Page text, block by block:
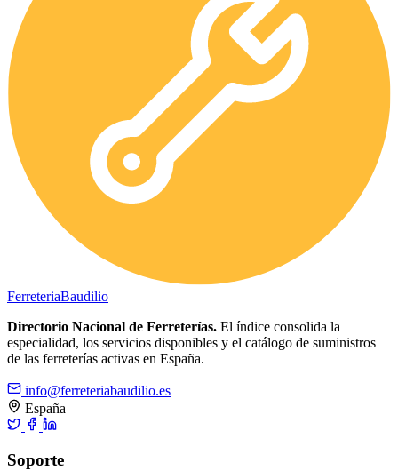
FerreteriaBaudilio
Directorio Nacional de Ferreterías. El índice consolida la
especialidad, los servicios disponibles y el catálogo de suministros
de las ferreterías activas en España.
info@ferreteriabaudilio.es
España
Soporte